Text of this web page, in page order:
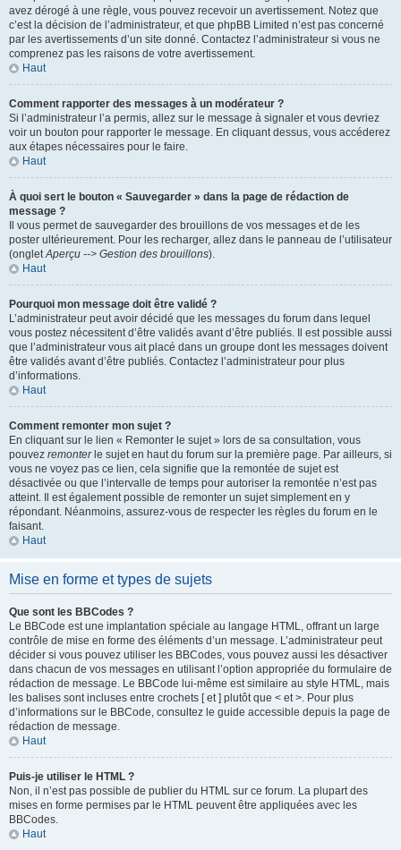
avez dérogé à une règle, vous pouvez recevoir un avertissement. Notez que
c’est la décision de l’administrateur, et que phpBB Limited n’est pas concerné
par les avertissements d’un site donné. Contactez l’administrateur si vous ne
comprenez pas les raisons de votre avertissement.
Haut
Comment rapporter des messages à un modérateur ?
Si l’administrateur l’a permis, allez sur le message à signaler et vous devriez
voir un bouton pour rapporter le message. En cliquant dessus, vous accéderez
aux étapes nécessaires pour le faire.
Haut
À quoi sert le bouton « Sauvegarder » dans la page de rédaction de
message ?
Il vous permet de sauvegarder des brouillons de vos messages et de les
poster ultérieurement. Pour les recharger, allez dans le panneau de l’utilisateur
(ongletAperçu --> Gestion des brouillons).
Haut
Pourquoi mon message doit être validé ?
L’administrateur peut avoir décidé que les messages du forum dans lequel
vous postez nécessitent d’être validés avant d’être publiés. Il est possible aussi
que l’administrateur vous ait placé dans un groupe dont les messages doivent
être validés avant d’être publiés. Contactez l’administrateur pour plus
d’informations.
Haut
Comment remonter mon sujet ?
En cliquant sur le lien « Remonter le sujet » lors de sa consultation, vous
pouvez remonterle sujet en haut du forum sur la première page. Par ailleurs, si
vous ne voyez pas ce lien, cela signifie que la remontée de sujet est
désactivée ou que l’intervalle de temps pour autoriser la remontée n’est pas
atteint. Il est également possible de remonter un sujet simplement en y
répondant. Néanmoins, assurez-vous de respecter les règles du forum en le
faisant.
Haut
Mise en forme et types de sujets
Que sont les BBCodes ?
Le BBCode est une implantation spéciale au langage HTML, offrant un large
contrôle de mise en forme des éléments d’un message. L’administrateur peut
décider si vous pouvez utiliser les BBCodes, vous pouvez aussi les désactiver
dans chacun de vos messages en utilisant l’option appropriée du formulaire de
rédaction de message. Le BBCode lui-même est similaire au style HTML, mais
les balises sont incluses entre crochets [ et ] plutôt que < et >. Pour plus
d’informations sur le BBCode, consultez le guide accessible depuis la page de
rédaction de message.
Haut
Puis-je utiliser le HTML ?
Non, il n’est pas possible de publier du HTML sur ce forum. La plupart des
mises en forme permises par le HTML peuvent être appliquées avec les
BBCodes.
Haut